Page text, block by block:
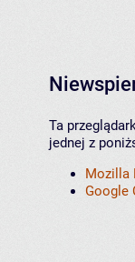
Ta
jednej z
Mozilla
Google